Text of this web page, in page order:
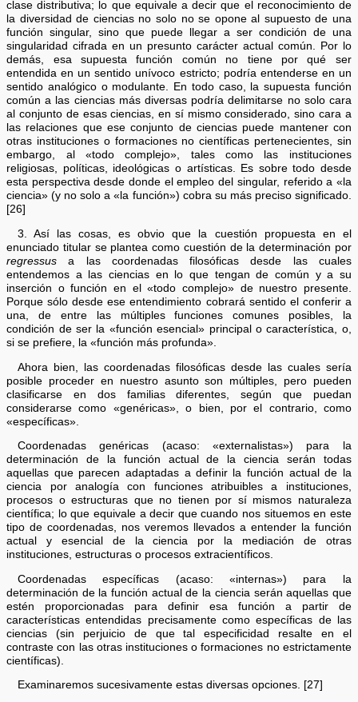
clase distributiva; lo que equivale a decir que el reconocimiento de
la diversidad de ciencias no solo no se opone al supuesto de una
función singular, sino que puede llegar a ser condición de una
singularidad cifrada en un presunto carácter actual común. Por lo
demás, esa supuesta función común no tiene por qué ser
entendida en un sentido unívoco estricto; podría entenderse en un
sentido analógico o modulante. En todo caso, la supuesta función
común a las ciencias más diversas podría delimitarse no solo cara
al conjunto de esas ciencias, en sí mismo considerado, sino cara a
las relaciones que ese conjunto de ciencias puede mantener con
otras instituciones o formaciones no científicas pertenecientes, sin
embargo, al «todo complejo», tales como las instituciones
religiosas, políticas, ideológicas o artísticas. Es sobre todo desde
esta perspectiva desde donde el empleo del singular, referido a «la
ciencia» (y no solo a «la función») cobra su más preciso significado.
[26]
3. Así las cosas, es obvio que la cuestión propuesta en el
enunciado titular se plantea como cuestión de la determinación por
regressus a las coordenadas filosóficas desde las cuales
entendemos a las ciencias en lo que tengan de común y a su
inserción o función en el «todo complejo» de nuestro presente.
Porque sólo desde ese entendimiento cobrará sentido el conferir a
una, de entre las múltiples funciones comunes posibles, la
condición de ser la «función esencial» principal o característica, o,
si se prefiere, la «función más profunda».
Ahora bien, las coordenadas filosóficas desde las cuales sería
posible proceder en nuestro asunto son múltiples, pero pueden
clasificarse en dos familias diferentes, según que puedan
considerarse como «genéricas», o bien, por el contrario, como
«específicas».
Coordenadas genéricas (acaso: «externalistas») para la
determinación de la función actual de la ciencia serán todas
aquellas que parecen adaptadas a definir la función actual de la
ciencia por analogía con funciones atribuibles a instituciones,
procesos o estructuras que no tienen por sí mismos naturaleza
científica; lo que equivale a decir que cuando nos situemos en este
tipo de coordenadas, nos veremos llevados a entender la función
actual y esencial de la ciencia por la mediación de otras
instituciones, estructuras o procesos extracientíficos.
Coordenadas específicas (acaso: «internas») para la
determinación de la función actual de la ciencia serán aquellas que
estén proporcionadas para definir esa función a partir de
características entendidas precisamente como específicas de las
ciencias (sin perjuicio de que tal especificidad resalte en el
contraste con las otras instituciones o formaciones no estrictamente
científicas).
Examinaremos sucesivamente estas diversas opciones. [27]